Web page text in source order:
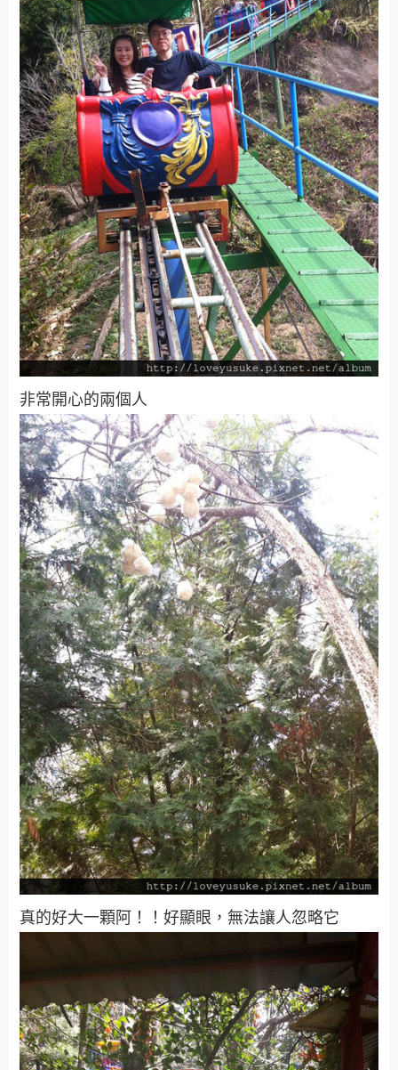
非常開心的兩個人
真的好大一顆阿！！好顯眼，無法讓人忽略它